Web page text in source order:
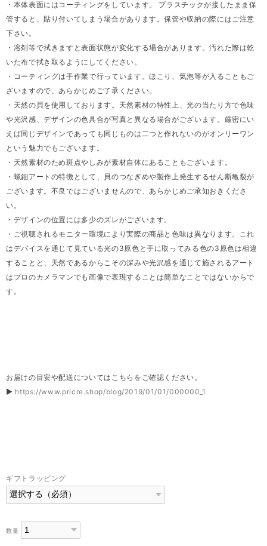
・本体表面にはコーティングをしています。 プラスチックが接したまま保
管すると、貼り付いてしまう場合があります。保管や収納の際にはご注意
下さい。
・溶剤等で拭きますと表面状態が変化する場合があります。汚れた際は乾
いた布で拭き取るようにしてください。
・コーティングは手作業で行っています。ほこり、気泡等が入ることもご
ざいますので、あらかじめご了承ください。
・天然の貝を使用しております。天然素材の特性上、光の当たり方で色味
や光沢感、デザインの色具合が写真と異なる場合がございます。厳密にい
えば同じデザインであっても同じものは二つと作れないのがオンリーワン
という魅力でもございます。
・天然素材のため斑点やしみが素材自体にあることもございます。
・螺鈿アートの特徴として、貝のつなぎめや製作上発生するせん断亀裂が
ございます。不良ではございませんので、あらかじめご承知おきくださ
い。
・デザインの位置には多少のズレがございます。
・ご視聴されるモニター環境により実際の商品と色味は異なります。これ
はデバイスを通じて見ている光の3原色と手に取ってみる色の3原色は相違
することと、天然であるからこその深みや光沢感を通じて施されるアート
はプロのカメラマンでも画像で表現することは簡単なことではないからで
す。
お届けの目安や配送についてはこちらをご確認ください。
▶ https://www.pricre.shop/blog/2019/01/01/000000_1
ギフトラッピング
数量